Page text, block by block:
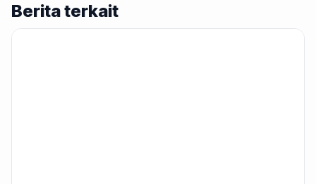
Berita terkait